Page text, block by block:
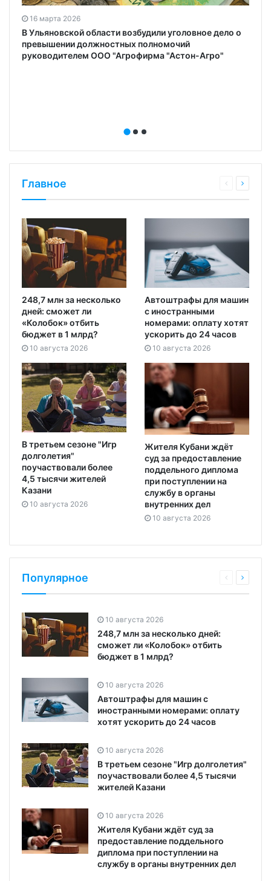
16 марта 2026
В Ульяновской области возбудили уголовное дело о
превышении должностных полномочий
руководителем ООО "Агрофирма "Астон-Агро"
Главное
248,7 млн за несколько
дней: сможет ли
«Колобок» отбить
бюджет в 1 млрд?
10 августа 2026
Автоштрафы для машин
с иностранными
номерами: оплату хотят
ускорить до 24 часов
10 августа 2026
В третьем сезоне "Игр
долголетия"
поучаствовали более
4,5 тысячи жителей
Казани
10 августа 2026
Жителя Кубани ждёт
суд за предоставление
поддельного диплома
при поступлении на
службу в органы
внутренних дел
10 августа 2026
Популярное
10 августа 2026
248,7 млн за несколько дней:
сможет ли «Колобок» отбить
бюджет в 1 млрд?
10 августа 2026
Автоштрафы для машин с
иностранными номерами: оплату
хотят ускорить до 24 часов
10 августа 2026
В третьем сезоне "Игр долголетия"
поучаствовали более 4,5 тысячи
жителей Казани
10 августа 2026
Жителя Кубани ждёт суд за
предоставление поддельного
диплома при поступлении на
службу в органы внутренних дел